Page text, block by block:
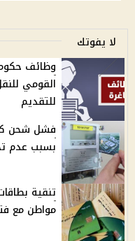
لا يفوتك
وظائف
القومي
للتقديم
فشل شحن
بسبب عدم
مواطن مع